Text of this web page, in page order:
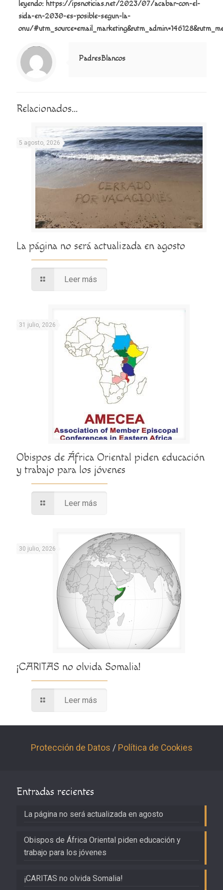
leyendo: https://ipsnoticias.net/2023/07/acabar-con-el-
sida-en-2030-es-posible-segun-la-
onu/
Notice
: Trying to access array offset on value of type null in
/home/misioner/public_html/padresblancos/themes/betheme/includes/content-single.php
on line
286
PadresBlancos
Relacionados...
5 agosto, 2026
La página no será actualizada en agosto
Leer más
31 julio, 2026
Obispos de África Oriental piden educación
y trabajo para los jóvenes
Leer más
30 julio, 2026
¡CARITAS no olvida Somalia!
Leer más
Protección de Datos / Política de Cookies
Entradas recientes
La página no será actualizada en agosto
Obispos de África Oriental piden educación y
trabajo para los jóvenes
¡CARITAS no olvida Somalia!